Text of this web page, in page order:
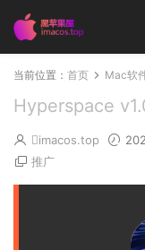
当前位置： 首页 Mac软
Hyperspace
imacos.top
推广